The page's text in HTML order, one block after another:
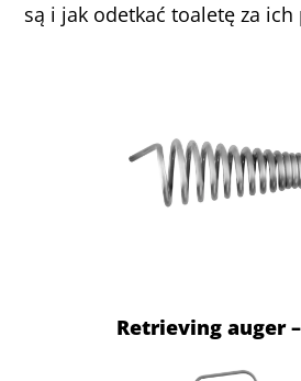
są i jak odetkać toaletę za ich
Retrieving auger